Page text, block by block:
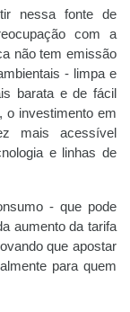
nessa fonte de
com a
não tem emissão
- limpa e
barata e de fácil
o investimento em
mais acessível
e linhas de
- que pode
aumento da tarifa
que apostar
para quem